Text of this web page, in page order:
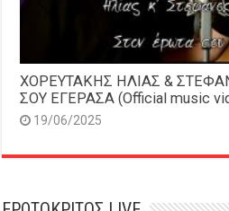
ΧΟΡΕΥΤΑΚΗΣ ΗΛΙΑΣ &
ΣΟΥ ΕΓΕΡΑΣΑ (Official music
19/06/2025